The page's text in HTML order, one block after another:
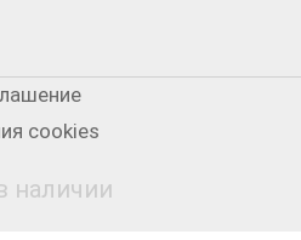
наличии
cookies